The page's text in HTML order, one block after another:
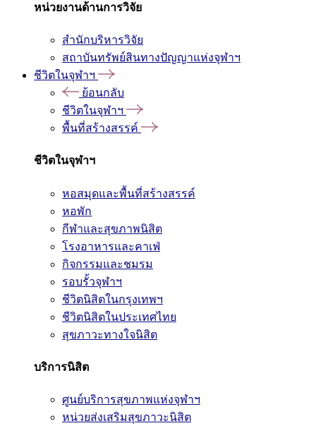
หน่วยงานด้านการวิจัย
สำนักบริหารวิจัย
สถาบันทรัพย์สินทางปัญญาแห่งจุฬาฯ
ชีวิตในจุฬาฯ
ย้อนกลับ
ชีวิตในจุฬาฯ
พื้นที่สร้างสรรค์
ชีวิตในจุฬาฯ
หอสมุดและพื้นที่สร้างสรรค์
หอพัก
กีฬาและสุขภาพนิสิต
โรงอาหารและคาเฟ่
กิจกรรมและชมรม
รอบรั้วจุฬาฯ
ชีวิตนิสิตในกรุงเทพฯ
ชีวิตนิสิตในประเทศไทย
สุขภาวะทางใจนิสิต
บริการนิสิต
ศูนย์บริการสุขภาพแห่งจุฬาฯ
หน่วยส่งเสริมสุขภาวะนิสิต